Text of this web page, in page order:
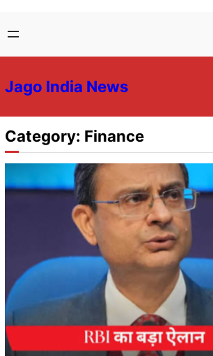
Jago India News
Category: Finance